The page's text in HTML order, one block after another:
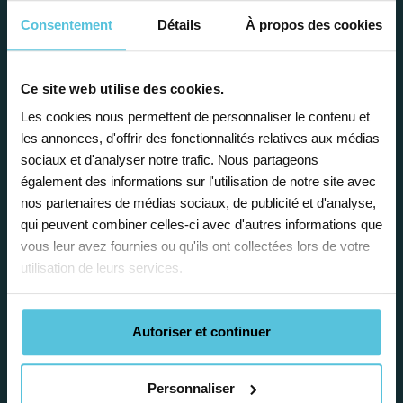
Consentement Détails À propos des cookies
Ce site web utilise des cookies.
Les cookies nous permettent de personnaliser le contenu et
les annonces, d'offrir des fonctionnalités relatives aux médias
sociaux et d'analyser notre trafic. Nous partageons
également des informations sur l'utilisation de notre site avec
nos partenaires de médias sociaux, de publicité et d'analyse,
qui peuvent combiner celles-ci avec d'autres informations que
vous leur avez fournies ou qu'ils ont collectées lors de votre
utilisation de leurs services.
Autoriser et continuer
Personnaliser
avantages
Enseignez près de chez vous, selon
vos horaires
Afin de garantir le meilleur
accompagnement, nous organisons votre
emploi du temps en fonction de votre profil,
vos disponibilités et votre flexibilité.